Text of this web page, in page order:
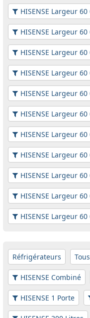
HISENSE Largeur
HISENSE Largeur
HISENSE Largeur
HISENSE Largeur
HISENSE Largeur
HISENSE Largeur
HISENSE Largeur
HISENSE Largeur
HISENSE Largeur
HISENSE Largeur
HISENSE Largeur
Réfrigérateurs Tous
HISENSE Combiné
HISENSE 1 Porte